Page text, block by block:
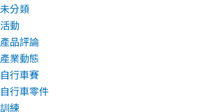
未分類
活動
產品評論
產業動態
自行車賽
自行車零件
訓練